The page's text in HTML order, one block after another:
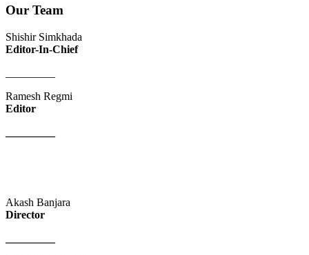
Our Team
Shishir Simkhada
Editor-In-Chief
Ramesh Regmi
Editor
Akash Banjara
Director